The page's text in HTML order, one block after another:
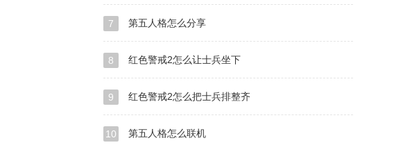
7 第五人格怎么分享
8 红色警戒2怎么让士兵坐下
9 红色警戒2怎么把士兵排整齐
10 第五人格怎么联机